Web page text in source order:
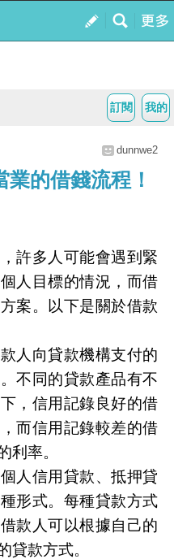
我的
訂閱
dunnwe2
的借錢流程！
許多人可能會遇到緊
人目標的情況，而借
案。以下是關於借款
人向貸款機構支付的
不同的貸款產品有不
，信用記錄良好的借
而信用記錄較差的借
利率。
人信用貸款、抵押貸
形式。每種貸款方式
款人可以根據自己的
貸款方式。